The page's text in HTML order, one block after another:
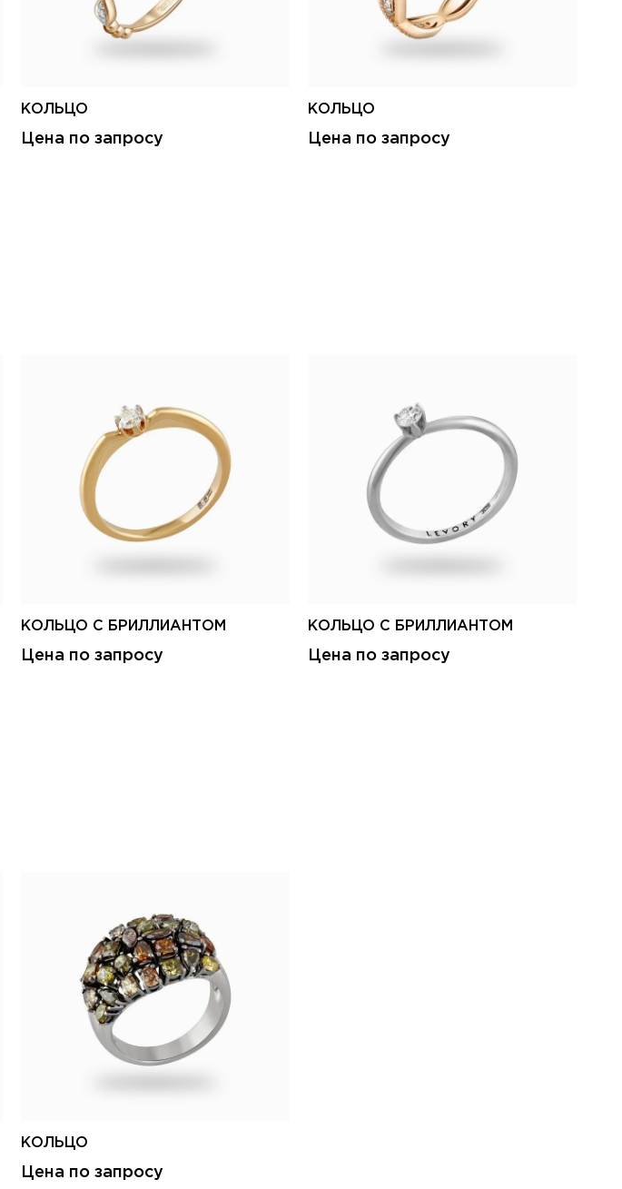
КОЛЬЦО
Цена по запросу
КОЛЬЦО
Цена по запросу
КОЛЬЦО С БРИЛЛИАНТОМ
Цена по запросу
КОЛЬЦО С БРИЛЛИАНТОМ
Цена по запросу
КОЛЬЦО
Цена по запросу